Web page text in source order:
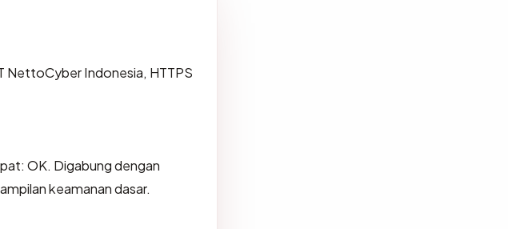
NettoCyber Indonesia, HTTPS
OK. Digabung dengan
keamanan dasar.